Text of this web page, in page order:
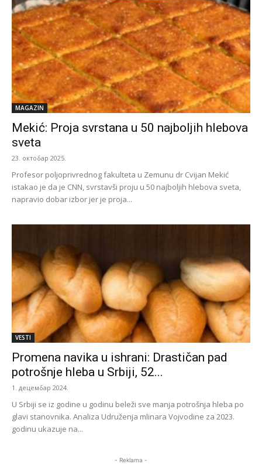
MAGAZIN
Mekić: Proja svrstana u 50 najboljih hlebova
sveta
23. октобар 2025.
Profesor poljoprivrednog fakulteta u Zemunu dr Cvijan Mekić
istakao je da je CNN, svrstavši proju u 50 najboljih hlebova sveta,
napravio dobar izbor jer je proja...
VESTI
Promena navika u ishrani: Drastičan pad
potrošnje hleba u Srbiji, 52...
1. децембар 2024.
U Srbiji se iz godine u godinu beleži sve manja potrošnja hleba po
glavi stanovnika. Analiza Udruženja mlinara Vojvodine za 2023.
godinu ukazuje na...
- Reklama -